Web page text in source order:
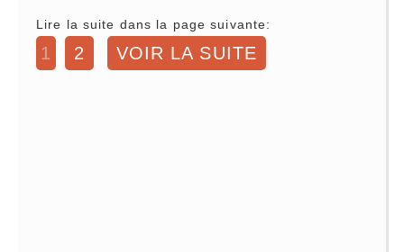
Lire la suite dans la page suivante:
1 2 VOIR LA SUITE